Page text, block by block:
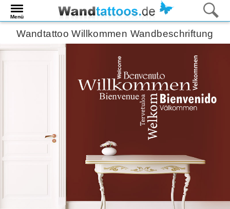
Menü
Wandtattoo Willkommen Wandbeschriftung